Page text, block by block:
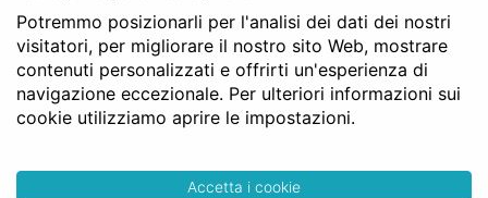
l'indirizzo PEC personale di ciascun
amministratore pare essere essenziale solo in
presenza di nuova iscrizione della società al
Registro Imprese anche se restano da
comunicazione degli indirizzi degli
Potremmo posizionarli per l'analisi dei dati dei nostri
visitatori, per migliorare il nostro sito Web, mostrare
contenuti personalizzati e offrirti un'esperienza di
navigazione eccezionale. Per ulteriori informazioni sui
cookie utilizziamo aprire le impostazioni.
Accetta i cookie